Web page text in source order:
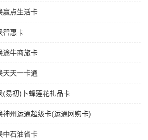
赢点生活卡
智惠卡
途牛商旅卡
天天一卡通
(易初)卜蜂莲花礼品卡
神州运通超级卡(运通网购卡)
中石油省卡